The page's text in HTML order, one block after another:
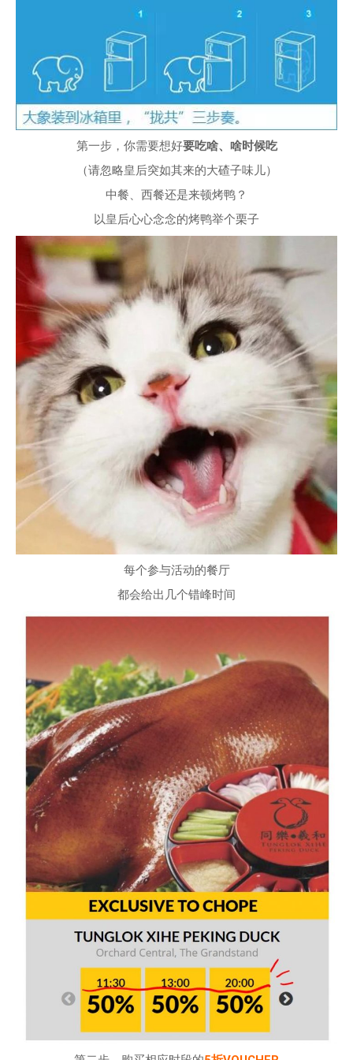
第一步，你需要想好要吃啥、啥时候吃
（请忽略皇后突如其来的大碴子味儿）
中餐、西餐还是来顿烤鸭？
以皇后心心念念的烤鸭举个栗子
每个参与活动的餐厅
都会给出几个错峰时间